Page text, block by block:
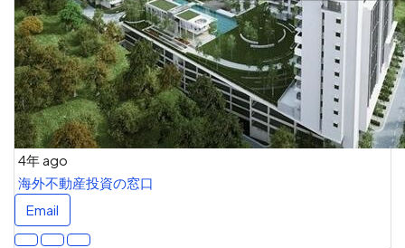
4年 ago
海外不動産投資の窓口
Email